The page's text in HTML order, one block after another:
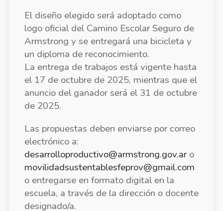
El diseño elegido será adoptado como
logo oficial del Camino Escolar Seguro de
Armstrong y se entregará una bicicleta y
un diploma de reconocimiento.
La entrega de trabajos está vigente hasta
el 17 de octubre de 2025, mientras que el
anuncio del ganador será el 31 de octubre
de 2025.
Las propuestas deben enviarse por correo
electrónico a:
desarrolloproductivo@armstrong.gov.aro
movilidadsustentablesfeprov@gmail.com
o entregarse en formato digital en la
escuela, a través de la dirección o docente
designado/a.